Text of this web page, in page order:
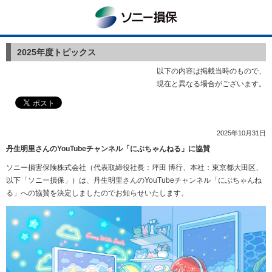
2025年度トピックス
以下の内容は掲載当時のもので、
現在と異なる場合がございます。
2025年10月31日
丹生明里さんのYouTubeチャンネル「にぶちゃんねる」に協賛
ソニー損害保険株式会社（代表取締役社長：坪田 博行、本社：東京都大田区、
以下「ソニー損保」）は、丹生明里さんのYouTubeチャンネル「にぶちゃんね
る」への協賛を決定しましたのでお知らせいたします。